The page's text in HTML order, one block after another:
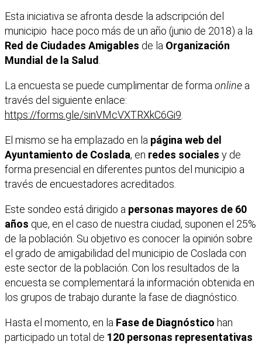
Esta iniciativa se afronta desde la adscripción del
municipio hace poco más de un año (junio de 2018) a la
Red de Ciudades Amigables de la Organización
Mundial de la Salud.
La encuesta se puede cumplimentar de formaonline a
través del siguiente enlace:
https://forms.gle/sinVMcVXTRXkC6Gi9.
El mismo se ha emplazado en la página web del
Ayuntamiento de Coslada, en redes sociales y de
forma presencial en diferentes puntos del municipio a
través de encuestadores acreditados.
Este sondeo está dirigido a personas mayores de 60
años que, en el caso de nuestra ciudad, suponen el 25%
de la población. Su objetivo es conocer la opinión sobre
el grado de amigabilidad del municipio de Coslada con
este sector de la población. Con los resultados de la
encuesta se complementará la información obtenida en
los grupos de trabajo durante la fase de diagnóstico.
Hasta el momento, en la Fase de Diagnóstico han
participado un total de 120 personas representativas